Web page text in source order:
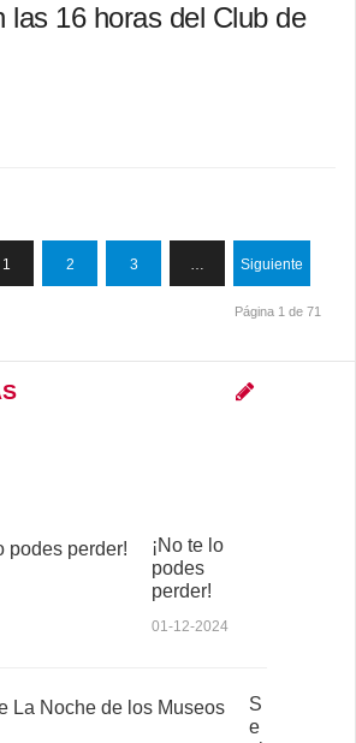
las 16 horas del Club de
1 2 3 … Siguiente
Página 1 de 71
¡No te lo
podes
perder!
01-12-2024
S
e